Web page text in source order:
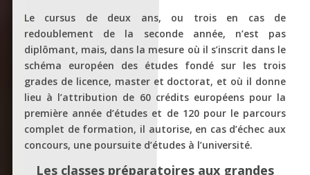
Le cursus de deux ans, ou trois en cas de
redoublement de la seconde année, n’est pas
diplômant, mais, dans la mesure où il s’inscrit dans le
schéma européen des études fondé sur les trois
grades de licence, master et doctorat, et où il donne
lieu à l’attribution de 60 crédits européens pour la
première année d’études et de 120 pour le parcours
complet de formation, il autorise, en cas d’échec aux
concours, une poursuite d’études à l’université.
Les classes préparatoires aux grandes